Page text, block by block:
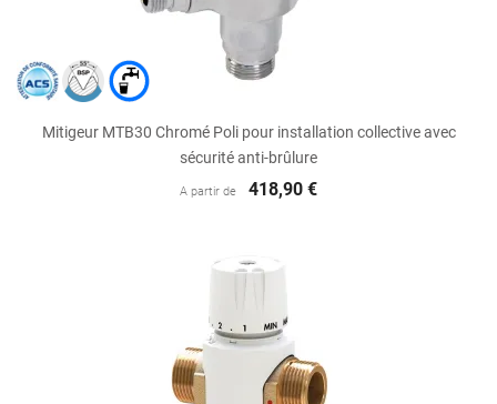
Mitigeur MTB30 Chromé Poli pour installation collective avec
sécurité anti-brûlure
A partir de 418,90 €